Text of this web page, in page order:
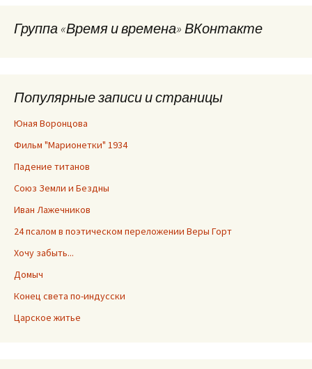
Группа «Время и времена» ВКонтакте
Популярные записи и страницы
Юная Воронцова
Фильм "Марионетки" 1934
Падение титанов
Союз Земли и Бездны
Иван Лажечников
24 псалом в поэтическом переложении Веры Горт
Хочу забыть...
Домыч
Конец света по-индусски
Царское житье